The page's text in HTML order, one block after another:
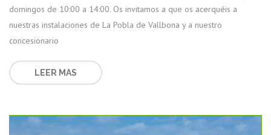
domingos de 10:00 a 14:00. Os invitamos a que os acerquéis a
nuestras instalaciones de La Pobla de Vallbona y a nuestro
concesionario
LEER MAS